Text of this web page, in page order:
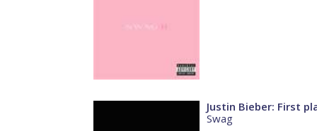
Justin Bieber: First
Swag